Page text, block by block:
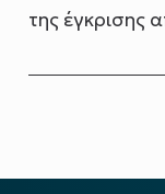
της έγκρισης